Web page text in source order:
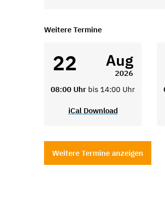
Weitere Termine
22 Aug
2026
08:00 Uhr bis 14:00 Uhr
iCal Download
Weitere Termine anzeigen